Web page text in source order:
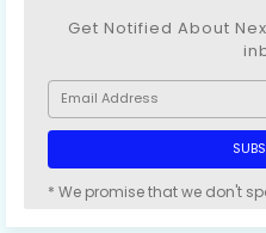
Get Notified About
* We promise that we don't